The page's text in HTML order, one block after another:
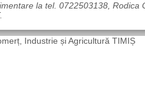
la tel. 0722503138, Rodica
Industrie și Agricultură TIMIȘ